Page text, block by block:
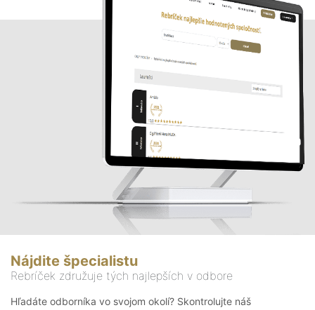
Nájdite špecialistu
Rebríček združuje tých najlepších v odbore
Hľadáte odborníka vo svojom okolí? Skontrolujte náš